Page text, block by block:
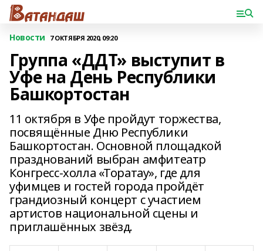
Новости 7 ОКТЯБРЯ 2020, 09:20
Группа «ДДТ» выступит в
Уфе на День Республики
Башкортостан
11 октября в Уфе пройдут торжества,
посвящённые Дню Республики
Башкортостан. Основной площадкой
празднований выбран амфитеатр
Конгресс-холла «Торатау», где для
уфимцев и гостей города пройдёт
грандиозный концерт с участием
артистов национальной сцены и
приглашённых звёзд.